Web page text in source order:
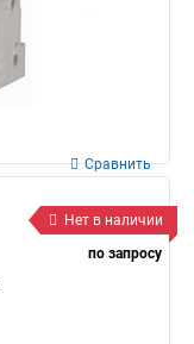
Сравнить
Нет в наличии
по запросу